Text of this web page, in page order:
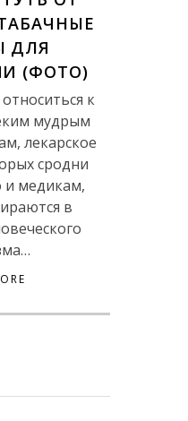
ДЛЯ
(ФОТО)
к
мудрым
лекарское
сродни
и медикам,
в